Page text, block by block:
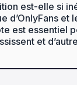
est-elle si
d’OnlyFans et
est essentiel
et